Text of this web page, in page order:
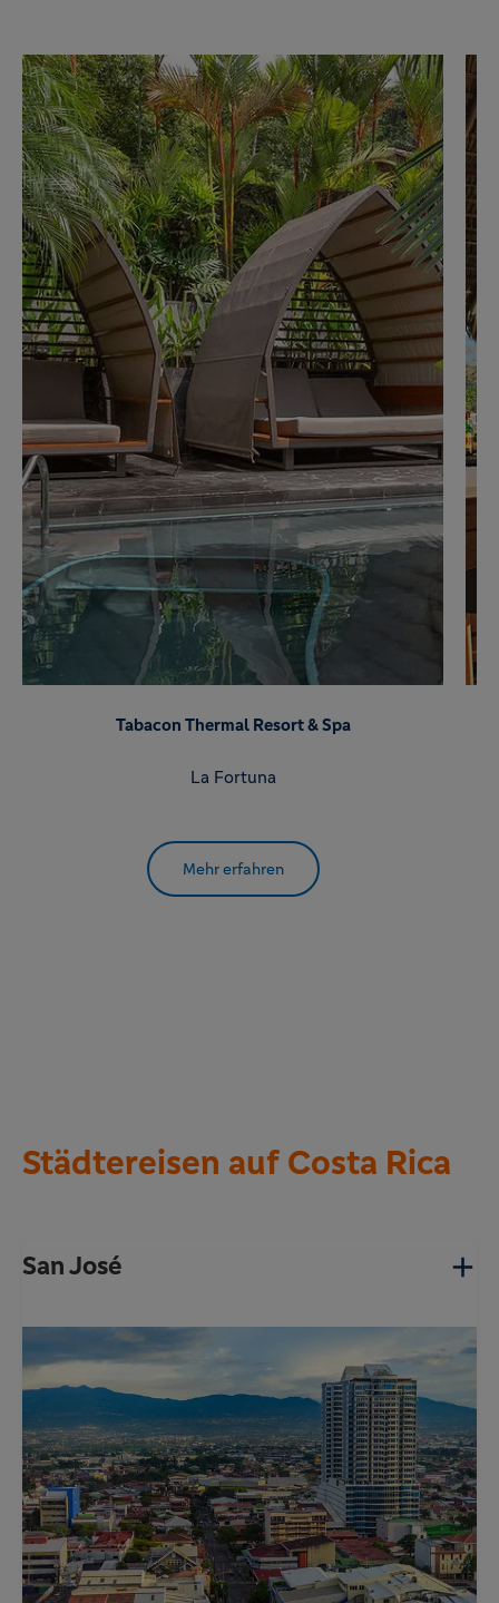
Tabacon Thermal Resort & Spa
La Fortuna
Mehr erfahren
Städtereisen auf Costa Rica
San José